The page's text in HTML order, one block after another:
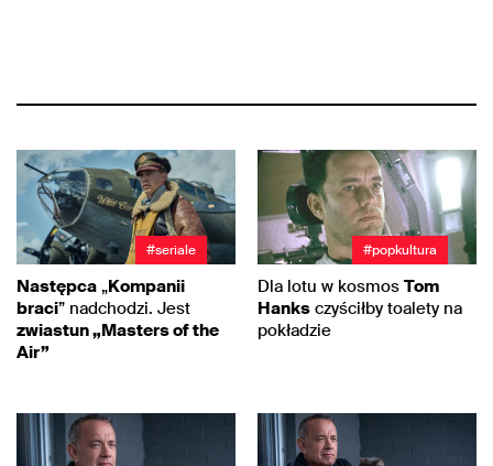
#seriale
Następca „Kompanii
braci” nadchodzi. Jest
zwiastun „Masters of the
Air”
#popkultura
Dla lotu w kosmos Tom
Hanks czyściłby toalety na
pokładzie